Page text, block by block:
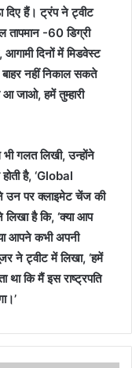
दिए हैं। ट्रंप ने ट्वीट
तापमान -60 डिग्री
दिनों में मिडवेस्‍ट
नहीं निकाल सकते
आ जाओ, हमें तुम्‍हारी
भी गलत लिखी, उन्होंने
है, ‘Global
उन पर क्‍लाइमेट चेंज की
है कि, ‘क्‍या आप
आपने कभी अपनी
ने ट्वीट में लिखा, ‘हमें
था कि मैं इस राष्‍ट्रपति